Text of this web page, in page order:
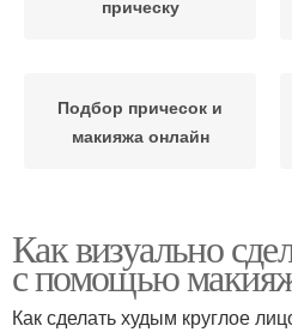
прическу
Подбор причесок и
макияжа онлайн
Что сначала макияж или
прическа
Как визуально
с помощью
Как сделать худым круглое